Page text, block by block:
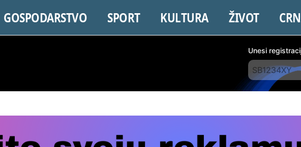
GOSPODARSTVO SPORT KULTURA ŽIVOT
Unesi